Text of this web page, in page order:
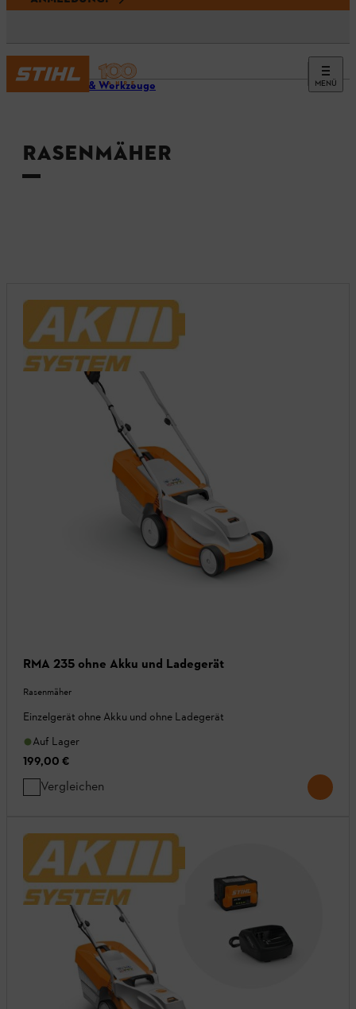
MENÜ
Geräte & Werkzeuge
RASENMÄHER
RMA 235 ohne Akku und Ladegerät
Rasenmäher
Einzelgerät ohne Akku und ohne Ladegerät
Auf Lager
199,00 €
Vergleichen